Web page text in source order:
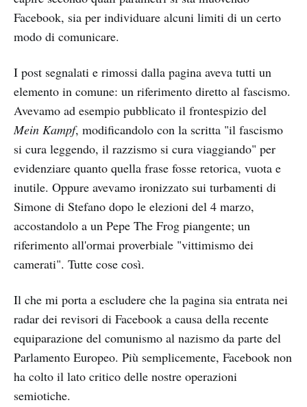
Facebook, sia per individuare alcuni limiti di un certo
modo di comunicare.
I post segnalati e rimossi dalla pagina aveva tutti un
elemento in comune: un riferimento diretto al fascismo.
Avevamo ad esempio pubblicato il frontespizio del
Mein Kampf, modificandolo con la scritta "il fascismo
si cura leggendo, il razzismo si cura viaggiando" per
evidenziare quanto quella frase fosse retorica, vuota e
inutile. Oppure avevamo ironizzato sui turbamenti di
Simone di Stefano dopo le elezioni del 4 marzo,
accostandolo a un Pepe The Frog piangente; un
riferimento all'ormai proverbiale "vittimismo dei
camerati". Tutte cose così.
Il che mi porta a escludere che la pagina sia entrata nei
radar dei revisori di Facebook a causa della recente
equiparazione del comunismo al nazismo da parte del
Parlamento Europeo. Più semplicemente, Facebook non
ha colto il lato critico delle nostre operazioni
semiotiche.